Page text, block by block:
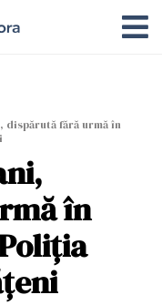
dispărută fără urmă în
în